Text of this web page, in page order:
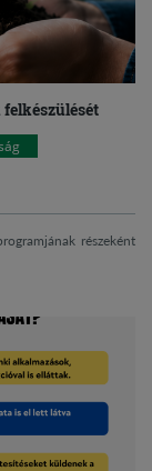
részeként